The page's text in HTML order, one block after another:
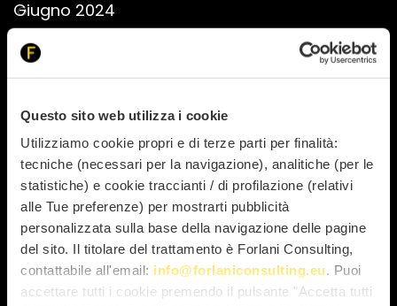
Questo sito web utilizza i cookie
Utilizziamo cookie propri e di terze parti per finalità:
tecniche (necessari per la navigazione), analitiche (per le
statistiche) e cookie traccianti / di profilazione (relativi
alle Tue preferenze) per mostrarti pubblicità
personalizzata sulla base della navigazione delle pagine
del sito. Il titolare del trattamento è Forlani Consulting,
contattabile all'email: info@forlaniconsulting.eu. Puoi
accettare tutti i cookie premendo il pulsante "Accetta tutti
Giugno 2024
Aprile 2024
Marzo 2024
Gennaio 2024
Dicembre 2023
Novembre 2023
Ottobre 2023
Settembre 2023
Agosto 2023
Luglio 2023
Maggio 2023